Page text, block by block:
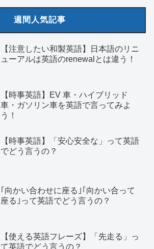
週間人気記事
【注意したい和製英語】日本語のリニ
ューアルは英語のrenewalとは違う！
【時事英語】EV 車・ハイブリッド
車・ガソリン車を英語で言ってみよ
う！
【時事英語】「安心安全な」って英語
でどう言うの？
｢向かい合わせに座る｣｢向かい合って
座る｣って英語でどう言うの？
【使える英語フレーズ】「先走る」っ
て英語でどう言うの？